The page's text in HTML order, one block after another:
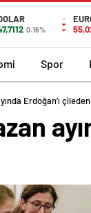
0.16%
Spor
Erdoğan’ı